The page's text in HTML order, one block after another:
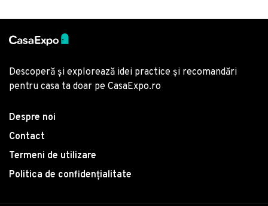
Descoperă și explorează idei practice și recomandări
pentru casa ta doar pe CasaExpo.ro
Despre noi
Contact
Termeni de utilizare
Politica de confidențialitate